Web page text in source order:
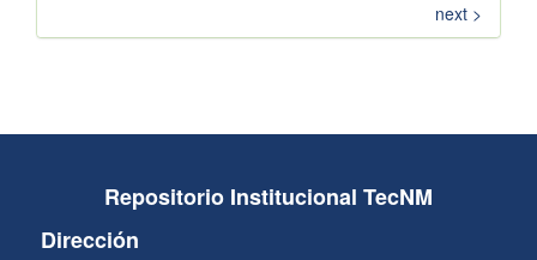
next >
Repositorio Institucional TecNM
Dirección